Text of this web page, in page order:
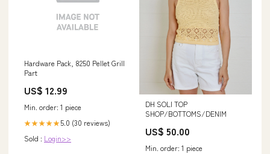
Hardware Pack, 8250 Pellet Grill
Part
US$ 12.99
Min. order: 1 piece
★★★★★5.0 (30 reviews)
Sold : Login>>
DH SOLI TOP
SHOP/BOTTOMS/DENIM
US$ 50.00
Min. order: 1 piece